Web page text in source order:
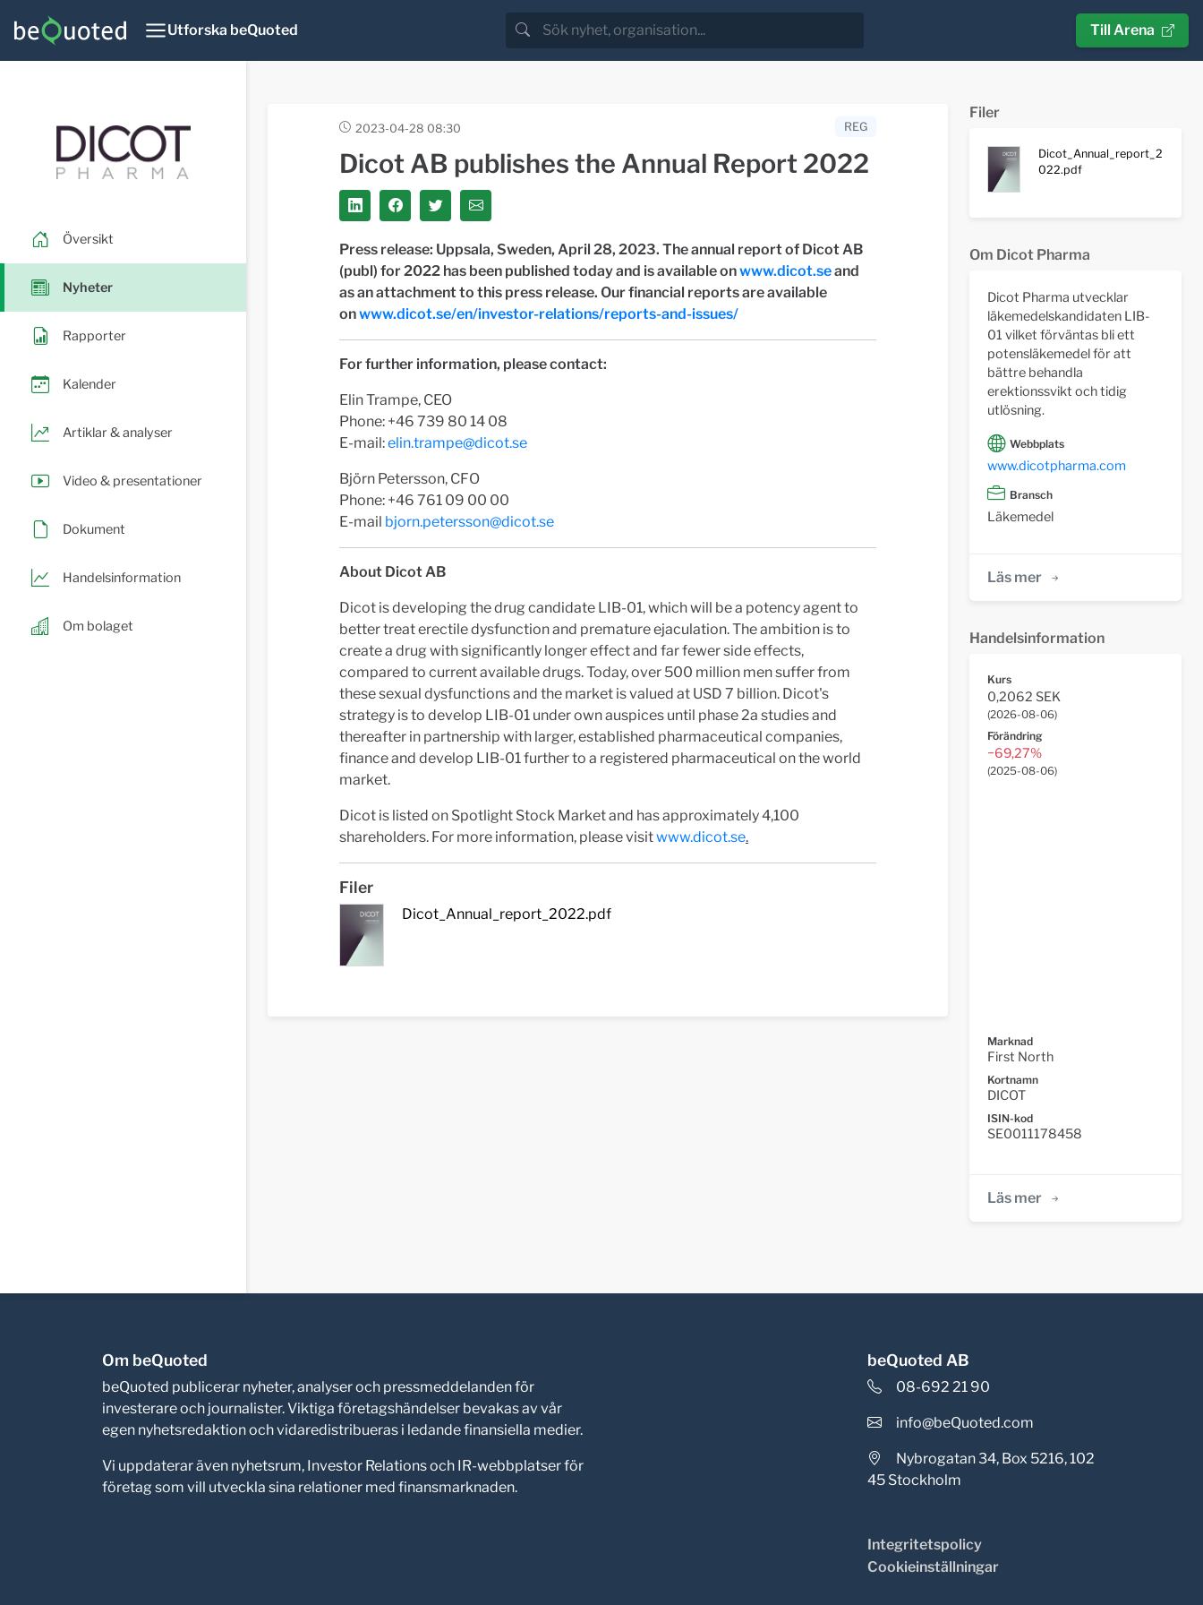
Utforska beQuoted Till Arena
Översikt
Nyheter
Rapporter
Kalender
Artiklar & analyser
Video & presentationer
Dokument
Handelsinformation
Om bolaget
2023-04-28 08:30 REG
Dicot AB publishes the Annual Report 2022
Press release: Uppsala, Sweden, April 28, 2023. The annual report of Dicot AB
(publ) for 2022 has been published today and is available onwww.dicot.seand
as an attachment to this press release. Our financial reports are available
onwww.dicot.se/en/investor-relations/reports-and-issues/
For further information, please contact:
Elin Trampe, CEO
Phone: +46 739 80 14 08
E-mail:elin.trampe@dicot.se
Björn Petersson, CFO
Phone: +46 761 09 00 00
E-mail bjorn.petersson@dicot.se
About Dicot AB
Dicot is developing the drug candidate LIB-01, which will be a potency agent to
better treat erectile dysfunction and premature ejaculation. The ambition is to
create a drug with significantly longer effect and far fewer side effects,
compared to current available drugs. Today, over 500 million men suffer from
these sexual dysfunctions and the market is valued at USD 7 billion. Dicot's
strategy is to develop LIB-01 under own auspices until phase 2a studies and
thereafter in partnership with larger, established pharmaceutical companies,
finance and develop LIB-01 further to a registered pharmaceutical on the world
market.
Dicot is listed on Spotlight Stock Market and has approximately 4,100
shareholders. For more information, please visitwww.dicot.se.
Filer
Dicot_Annual_report_2022.pdf
Filer
Dicot_Annual_report_2
022.pdf
Om Dicot Pharma
Dicot Pharma utvecklar
läkemedelskandidaten LIB-
01 vilket förväntas bli ett
potensläkemedel för att
bättre behandla
erektionssvikt och tidig
utlösning.
Webbplats
www.dicotpharma.com
Bransch
Läkemedel
Läs mer
Handelsinformation
Kurs
0,2062 SEK
(2026-08-06)
Förändring
−69,27%
(2025-08-06)
Marknad
First North
Kortnamn
DICOT
ISIN-kod
SE0011178458
Läs mer
Om beQuoted
beQuoted publicerar nyheter, analyser och pressmeddelanden för
investerare och journalister. Viktiga företagshändelser bevakas av vår
egen nyhetsredaktion och vidaredistribueras i ledande finansiella medier.
Vi uppdaterar även nyhetsrum, Investor Relations och IR-webbplatser för
företag som vill utveckla sina relationer med finansmarknaden.
beQuoted AB
08-692 21 90
info@beQuoted.com
Nybrogatan 34, Box 5216, 102
45 Stockholm
Integritetspolicy
Cookieinställningar